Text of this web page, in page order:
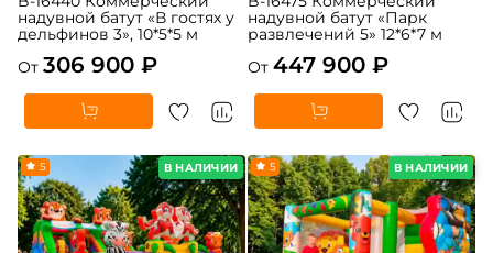
надувной батут «В гостях у
дельфинов 3», 10*5*5 м
От 306 900 ₽
надувной батут «Парк
развлечений 5» 12*6*7 м
От 447 900 ₽
В НАЛИЧИИ
5 В НАЛИЧИИ
5